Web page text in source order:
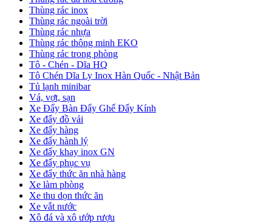
Thùng rác inox
Thùng rác ngoài trời
Thùng rác nhựa
Thùng rác thông minh EKO
Thùng rác trong phòng
Tô - Chén - Dĩa HQ
Tô Chén Dĩa Ly Inox Hàn Quốc - Nhật Bản
Tủ lạnh minibar
Vá, vợt, sạn
Xe Đẩy Bàn Đẩy Ghế Đẩy Kính
Xe đẩy đồ vải
Xe đẩy hàng
Xe đẩy hành lý
Xe đẩy khay inox GN
Xe đẩy phục vụ
Xe đẩy thức ăn nhà hàng
Xe làm phòng
Xe thu dọn thức ăn
Xe vắt nước
Xô đá và xô ướp rượu